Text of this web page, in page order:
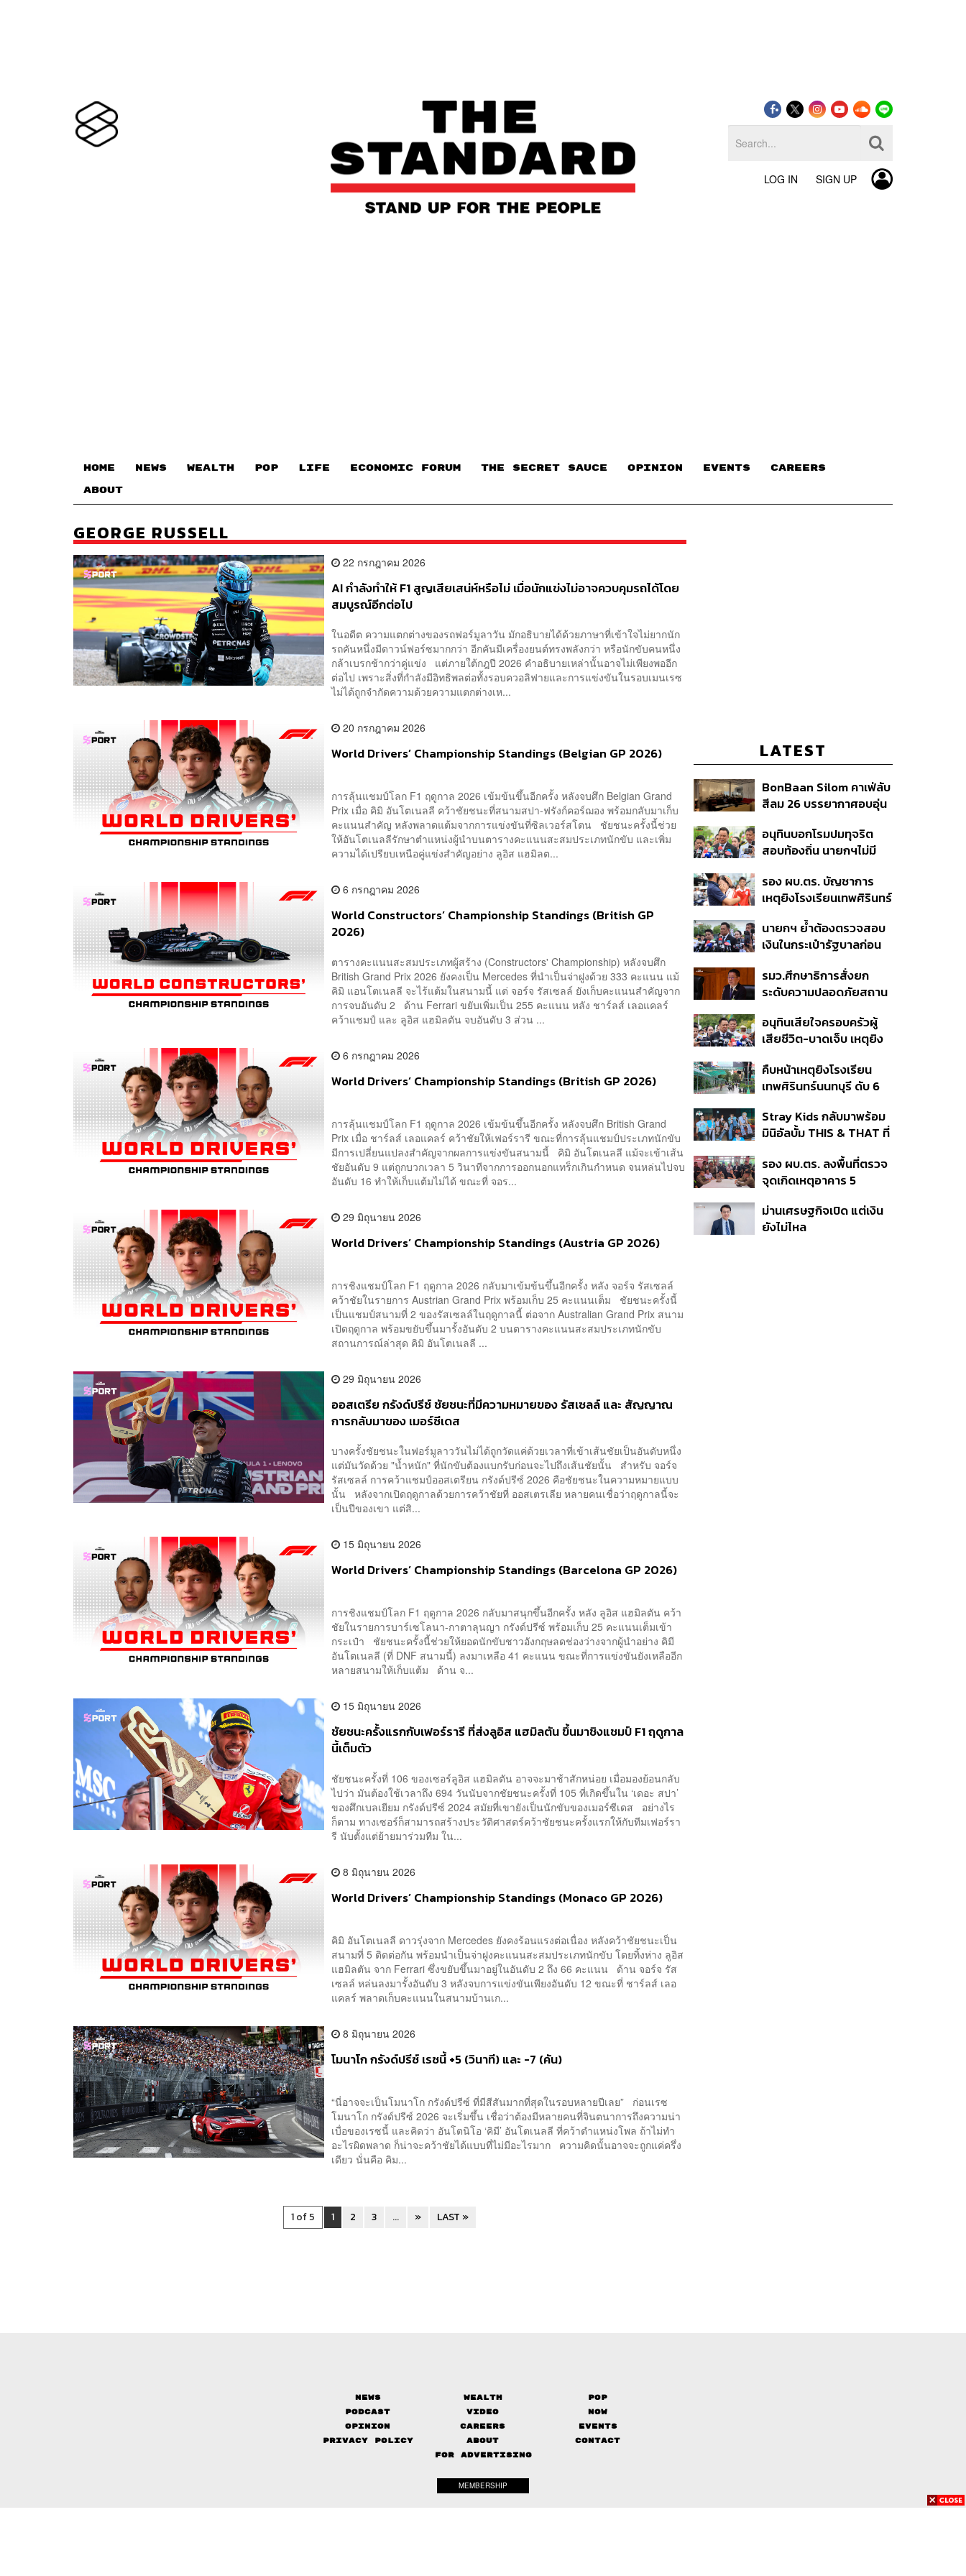
LOG IN SIGN UP
HOME NEWS WEALTH POP LIFE ECONOMIC FORUM THE SECRET SAUCE​ OPINION EVENTS CAREERS
ABOUT
GEORGE RUSSELL
22 กรกฎาคม 2026
AI กำลังทำให้ F1 สูญเสียเสน่ห์หรือไม่ เมื่อนักแข่งไม่อาจควบคุมรถได้โดย
สมบูรณ์อีกต่อไป
ในอดีต ความแตกต่างของรถฟอร์มูลาวัน มักอธิบายได้ด้วยภาษาที่เข้าใจไม่ยากนัก
รถคันหนึ่งมีดาวน์ฟอร์ซมากกว่า อีกคันมีเครื่องยนต์ทรงพลังกว่า หรือนักขับคนหนึ่ง
กล้าเบรกช้ากว่าคู่แข่ง แต่ภายใต้กฎปี 2026 คำอธิบายเหล่านั้นอาจไม่เพียงพออีก
ต่อไป เพราะสิ่งที่กำลังมีอิทธิพลต่อทั้งรอบควอลิฟายและการแข่งขันในรอบเมนเรซ
ไม่ได้ถูกจำกัดความด้วยความแตกต่างเห...
20 กรกฎาคม 2026
World Drivers’ Championship Standings (Belgian GP 2026)
การลุ้นแชมป์โลก F1 ฤดูกาล 2026 เข้มข้นขึ้นอีกครั้ง หลังจบศึก Belgian Grand
Prix เมื่อ คิมิ อันโตเนลลี คว้าชัยชนะที่สนามสปา-ฟรังก์คอร์ฌอง พร้อมกลับมาเก็บ
คะแนนสำคัญ หลังพลาดแต้มจากการแข่งขันที่ซิลเวอร์สโตน ชัยชนะครั้งนี้ช่วย
ให้อันโตเนลลีรักษาตำแหน่งผู้นำบนตารางคะแนนสะสมประเภทนักขับ และเพิ่ม
ความได้เปรียบเหนือคู่แข่งสำคัญอย่าง ลูอิส แฮมิลต...
6 กรกฎาคม 2026
World Constructors’ Championship Standings (British GP
2026)
ตารางคะแนนสะสมประเภทผู้สร้าง (Constructors' Championship) หลังจบศึก
British Grand Prix 2026 ยังคงเป็น Mercedes ที่นำเป็นจ่าฝูงด้วย 333 คะแนน แม้
คิมิ แอนโตเนลลี จะไร้แต้มในสนามนี้ แต่ จอร์จ รัสเซลล์ ยังเก็บคะแนนสำคัญจาก
การจบอันดับ 2 ด้าน Ferrari ขยับเพิ่มเป็น 255 คะแนน หลัง ชาร์ลส์ เลอแคลร์
คว้าแชมป์ และ ลูอิส แฮมิลตัน จบอันดับ 3 ส่วน ...
6 กรกฎาคม 2026
World Drivers’ Championship Standings (British GP 2026)
การลุ้นแชมป์โลก F1 ฤดูกาล 2026 เข้มข้นขึ้นอีกครั้ง หลังจบศึก British Grand
Prix เมื่อ ชาร์ลส์ เลอแคลร์ คว้าชัยให้เฟอร์รารี ขณะที่การลุ้นแชมป์ประเภทนักขับ
มีการเปลี่ยนแปลงสำคัญจากผลการแข่งขันสนามนี้ คิมิ อันโตเนลลี แม้จะเข้าเส้น
ชัยอันดับ 9 แต่ถูกบวกเวลา 5 วินาทีจากการออกนอกแทร็กเกินกำหนด จนหล่นไปจบ
อันดับ 16 ทำให้เก็บแต้มไม่ได้ ขณะที่ จอร...
29 มิถุนายน 2026
World Drivers’ Championship Standings (Austria GP 2026)
การชิงแชมป์โลก F1 ฤดูกาล 2026 กลับมาเข้มข้นขึ้นอีกครั้ง หลัง จอร์จ รัสเซลล์
คว้าชัยในรายการ Austrian Grand Prix พร้อมเก็บ 25 คะแนนเต็ม ชัยชนะครั้งนี้
เป็นแชมป์สนามที่ 2 ของรัสเซลล์ในฤดูกาลนี้ ต่อจาก Australian Grand Prix สนาม
เปิดฤดูกาล พร้อมขยับขึ้นมารั้งอันดับ 2 บนตารางคะแนนสะสมประเภทนักขับ
สถานการณ์ล่าสุด คิมิ อันโตเนลลี ...
29 มิถุนายน 2026
ออสเตรีย กรังด์ปรีซ์ ชัยชนะที่มีความหมายของ รัสเซลล์ และ สัญญาณ
การกลับมาของ เมอร์ซีเดส
บางครั้งชัยชนะในฟอร์มูลาววันไม่ได้ถูกวัดแค่ด้วยเวลาที่เข้าเส้นชัยเป็นอันดับหนึ่ง
แต่มันวัดด้วย "น้ำหนัก" ที่นักขับต้องแบกรับก่อนจะไปถึงเส้นชัยนั้น สำหรับ จอร์จ
รัสเซลล์ การคว้าแชมป์ออสเตรียน กรังด์ปรีซ์ 2026 คือชัยชนะในความหมายแบบ
นั้น หลังจากเปิดฤดูกาลด้วยการคว้าชัยที่ ออสเตรเลีย หลายคนเชื่อว่าฤดูกาลนี้จะ
เป็นปีของเขา แต่สิ...
15 มิถุนายน 2026
World Drivers’ Championship Standings (Barcelona GP 2026)
การชิงแชมป์โลก F1 ฤดูกาล 2026 กลับมาสนุกขึ้นอีกครั้ง หลัง ลูอิส แฮมิลตัน คว้า
ชัยในรายการบาร์เซโลนา-กาตาลุนญา กรังด์ปรีซ์ พร้อมเก็บ 25 คะแนนเต็มเข้า
กระเป๋า ชัยชนะครั้งนี้ช่วยให้ยอดนักขับชาวอังกฤษลดช่องว่างจากผู้นำอย่าง คิมี
อันโตเนลลี (ที่ DNF สนามนี้) ลงมาเหลือ 41 คะแนน ขณะที่การแข่งขันยังเหลืออีก
หลายสนามให้เก็บแต้ม ด้าน จ...
15 มิถุนายน 2026
ชัยชนะครั้งแรกกับเฟอร์รารี ที่ส่งลูอิส แฮมิลตัน ขึ้นมาชิงแชมป์ F1 ฤดูกาล
นี้เต็มตัว
ชัยชนะครั้งที่ 106 ของเซอร์ลูอิส แฮมิลตัน อาจจะมาช้าสักหน่อย เมื่อมองย้อนกลับ
ไปว่า มันต้องใช้เวลาถึง 694 วันนับจากชัยชนะครั้งที่ 105 ที่เกิดขึ้นใน ‘เดอะ สปา’
ของศึกเบลเยียม กรังด์ปรีซ์ 2024 สมัยที่เขายังเป็นนักขับของเมอร์ซีเดส อย่างไร
ก็ตาม ทางเซอร์ก็สามารถสร้างประวัติศาสตร์คว้าชัยชนะครั้งแรกให้กับทีมเฟอร์รา
รี นับตั้งแต่ย้ายมาร่วมทีม ใน...
8 มิถุนายน 2026
World Drivers’ Championship Standings (Monaco GP 2026)
คิมิ อันโตเนลลี ดาวรุ่งจาก Mercedes ยังคงร้อนแรงต่อเนื่อง หลังคว้าชัยชนะเป็น
สนามที่ 5 ติดต่อกัน พร้อมนำเป็นจ่าฝูงคะแนนสะสมประเภทนักขับ โดยทิ้งห่าง ลูอิส
แฮมิลตัน จาก Ferrari ซึ่งขยับขึ้นมาอยู่ในอันดับ 2 ถึง 66 คะแนน ด้าน จอร์จ รัส
เซลล์ หล่นลงมารั้งอันดับ 3 หลังจบการแข่งขันเพียงอันดับ 12 ขณะที่ ชาร์ลส์ เลอ
แคลร์ พลาดเก็บคะแนนในสนามบ้านเก...
8 มิถุนายน 2026
โมนาโก กรังด์ปรีซ์ เรซนี้ +5 (วินาที) และ -7 (คัน)
“นี่อาจจะเป็นโมนาโก กรังด์ปรีซ์ ที่มีสีสันมากที่สุดในรอบหลายปีเลย” ก่อนเรซ
โมนาโก กรังด์ปรีซ์ 2026 จะเริ่มขึ้น เชื่อว่าต้องมีหลายคนที่จินตนาการถึงความน่า
เบื่อของเรซนี้ และคิดว่า อันโตนิโอ ‘คิมี’ อันโตเนลลี ที่คว้าตำแหน่งโพล ถ้าไม่ทำ
อะไรผิดพลาด ก็น่าจะคว้าชัยได้แบบที่ไม่มีอะไรมาก ความคิดนั้นอาจจะถูกแค่ครึ่ง
เดียว นั่นคือ คิม...
1 of 5 1 2 3 ... » LAST »
LATEST
BonBaan Silom คาเฟ่ลับ
สีลม 26 บรรยากาศอบอุ่น
อนุทินบอกโรมปมทุจริต
สอบท้องถิ่น นายกฯไม่มี
คนผิดมาลงโทษ
รอง ผบ.ตร. บัญชาการ
เหตุยิงโรงเรียนเทพศิรินทร์
ยืนยันไร้คนติดค้าง พบศพ
ปู่-ย่าที่บ้านพักผู้ก่อเหตุ
นายกฯ ย้ำต้องตรวจสอบ
เงินในกระเป๋ารัฐบาลก่อน
เฟส 2 หรือปรับเกณฑ์
50:50 ยันเงินคงคลัง
รมว.ศึกษาธิการสั่งยก
ระดับความปลอดภัยสถาน
แชร์เพื่อระงับพฤติกรรม
เลียนแบบ หลังเหตุยิงใน
อนุทินเสียใจครอบครัวผู้
เสียชีวิต-บาดเจ็บ เหตุยิง
เดินหน้าแก้ กม.คุมอาวุธปืน
ชี้ผู้ปกครองต้องร่วมรับผิด
คืบหน้าเหตุยิงโรงเรียน
เทพศิรินทร์นนทบุรี ดับ 6
ขโมยปืนปู่ก่อเหตุ
Stray Kids กลับมาพร้อม
มินิอัลบั้ม THIS & THAT ที่
หลากหลายของวง
รอง ผบ.ตร. ลงพื้นที่ตรวจ
จุดเกิดเหตุอาคาร 5
ม่านเศรษฐกิจเปิด แต่เงิน
ยังไม่ไหล
News Wealth
Pop
Podcast
Video
Now
Opinion
Careers
Events
Privacy Policy
About
Contact
FOR ADVERTISING
MEMBERSHIP